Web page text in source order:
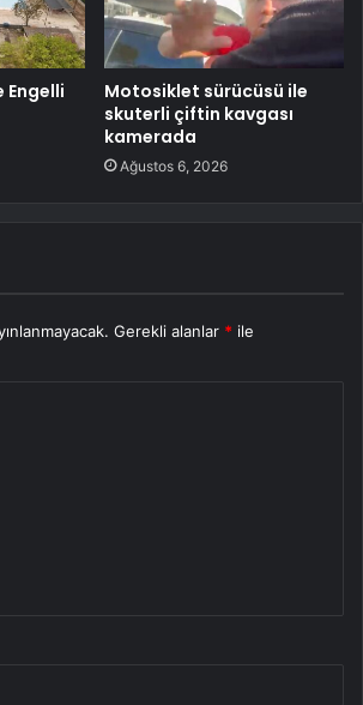
Engelli
Motosiklet sürücüsü ile
skuterli çiftin kavgası
kamerada
Ağustos 6, 2026
Gerekli alanlar * ile